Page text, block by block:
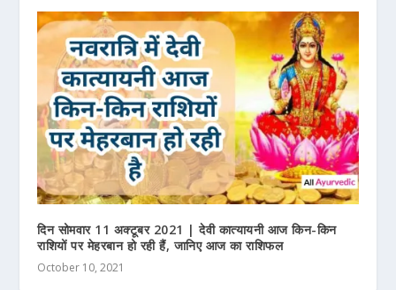
दिन सोमवार 11 अक्टूबर 2021 | देवी कात्यायनी आज किन-किन
राशियों पर मेहरबान हो रही हैं, जानिए आज का राशिफल
October 10, 2021